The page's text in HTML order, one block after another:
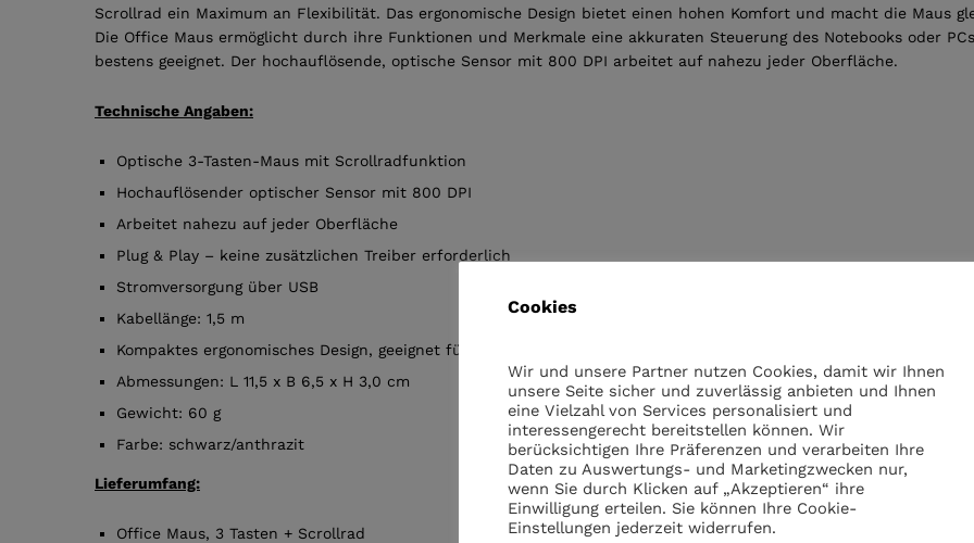
Scrollrad ein Maximum an Flexibilität. Das ergonomische Design bietet einen hohen Komfort und macht die Maus
Die Office Maus ermöglicht durch ihre Funktionen und Merkmale eine akkuraten Steuerung des Notebooks oder
bestens geeignet. Der hochauflösende, optische Sensor mit 800 DPI arbeitet auf nahezu jeder Oberfläche.
Technische Angaben:
Optische 3-Tasten-Maus mit Scrollradfunktion
Hochauflösender optischer Sensor mit 800 DPI
Arbeitet nahezu auf jeder Oberfläche
Plug & Play – keine zusätzlichen Treiber erforderlich
Stromversorgung über USB
Kabellänge: 1,5 m
Kompaktes ergonomisches Design, geeignet für Links- und Rechtshänder
Abmessungen: L 11,5 x B 6,5 x H 3,0 cm
Gewicht: 60 g
Farbe: schwarz/anthrazit
Lieferumfang:
Office Maus, 3 Tasten + Scrollrad
Cookies
Wir und unsere Partner nutzen Cookies, damit wir Ihnen
unsere Seite sicher und zuverlässig anbieten und Ihnen
eine Vielzahl von Services personalisiert und
interessengerecht bereitstellen können. Wir
berücksichtigen Ihre Präferenzen und verarbeiten Ihre
Daten zu Auswertungs- und Marketingzwecken nur,
wenn Sie durch Klicken auf „Akzeptieren“ ihre
Einwilligung erteilen. Sie können Ihre Cookie-
Einstellungen jederzeit widerrufen.